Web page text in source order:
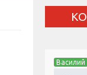
Василий